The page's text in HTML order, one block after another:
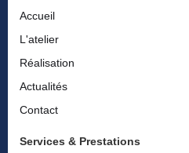
Accueil
L'atelier
Réalisation
Actualités
Contact
Services & Prestations